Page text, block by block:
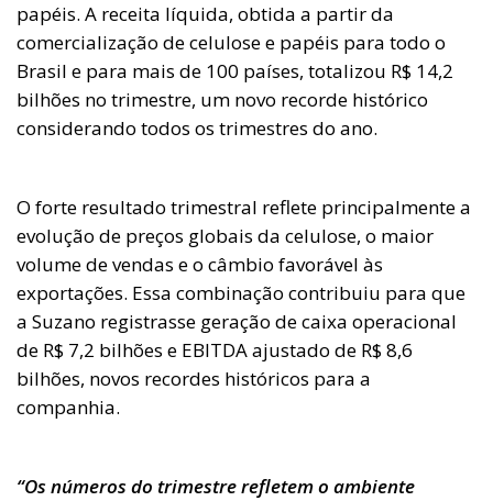
papéis. A receita líquida, obtida a partir da
comercialização de celulose e papéis para todo o
Brasil e para mais de 100 países, totalizou R$ 14,2
bilhões no trimestre, um novo recorde histórico
considerando todos os trimestres do ano.
O forte resultado trimestral reflete principalmente a
evolução de preços globais da celulose, o maior
volume de vendas e o câmbio favorável às
exportações. Essa combinação contribuiu para que
a Suzano registrasse geração de caixa operacional
de R$ 7,2 bilhões e EBITDA ajustado de R$ 8,6
bilhões, novos recordes históricos para a
companhia.
“Os números do trimestre refletem o ambiente